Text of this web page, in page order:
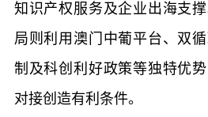
知识产权服务及企业出海支
局则利用澳门中葡平台、双
制及科创利好政策等独特优
对接创造有利条件。